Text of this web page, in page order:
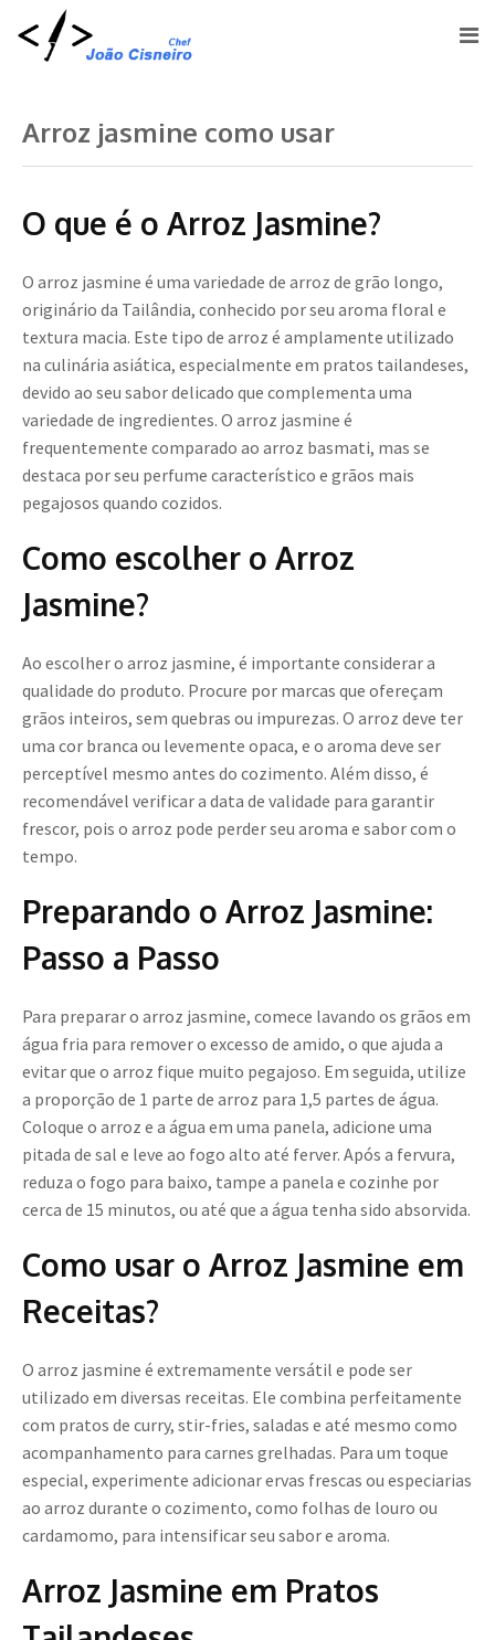
Arroz jasmine como usar
O que é o Arroz Jasmine?
O arroz jasmine é uma variedade de arroz de grão longo,
originário da Tailândia, conhecido por seu aroma floral e
textura macia. Este tipo de arroz é amplamente utilizado
na culinária asiática, especialmente em pratos tailandeses,
devido ao seu sabor delicado que complementa uma
variedade de ingredientes. O arroz jasmine é
frequentemente comparado ao arroz basmati, mas se
destaca por seu perfume característico e grãos mais
pegajosos quando cozidos.
Como escolher o Arroz
Jasmine?
Ao escolher o arroz jasmine, é importante considerar a
qualidade do produto. Procure por marcas que ofereçam
grãos inteiros, sem quebras ou impurezas. O arroz deve ter
uma cor branca ou levemente opaca, e o aroma deve ser
perceptível mesmo antes do cozimento. Além disso, é
recomendável verificar a data de validade para garantir
frescor, pois o arroz pode perder seu aroma e sabor com o
tempo.
Preparando o Arroz Jasmine:
Passo a Passo
Para preparar o arroz jasmine, comece lavando os grãos em
água fria para remover o excesso de amido, o que ajuda a
evitar que o arroz fique muito pegajoso. Em seguida, utilize
a proporção de 1 parte de arroz para 1,5 partes de água.
Coloque o arroz e a água em uma panela, adicione uma
pitada de sal e leve ao fogo alto até ferver. Após a fervura,
reduza o fogo para baixo, tampe a panela e cozinhe por
cerca de 15 minutos, ou até que a água tenha sido absorvida.
Como usar o Arroz Jasmine em
Receitas?
O arroz jasmine é extremamente versátil e pode ser
utilizado em diversas receitas. Ele combina perfeitamente
com pratos de curry, stir-fries, saladas e até mesmo como
acompanhamento para carnes grelhadas. Para um toque
especial, experimente adicionar ervas frescas ou especiarias
ao arroz durante o cozimento, como folhas de louro ou
cardamomo, para intensificar seu sabor e aroma.
Arroz Jasmine em Pratos